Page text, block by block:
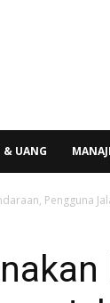
& UANG
Pengguna